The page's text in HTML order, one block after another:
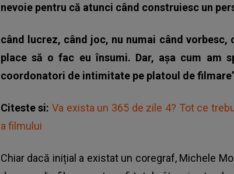
nevoie pentru că atunci când construiesc un
când lucrez, când joc, nu numai când
place să o fac eu însumi. Dar, așa cum am
coordonatori de intimitate pe platoul de
Citeste si: Va exista un 365 de zile 4? Tot ce
a filmului
Chiar dacă inițial a existat un coregraf, Michele